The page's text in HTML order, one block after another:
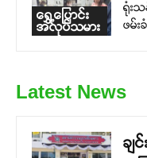
ရွှေ့ပြောင်း
အလုပ်သမား
ရုံး
ဖမ်း
Latest News
ချ